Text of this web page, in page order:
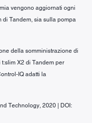
vengono aggiornati ogni
di Tandem, sia sulla pompa
della somministrazione di
X2 di Tandem per
IQ adatti la
Technology, 2020 | DOI: